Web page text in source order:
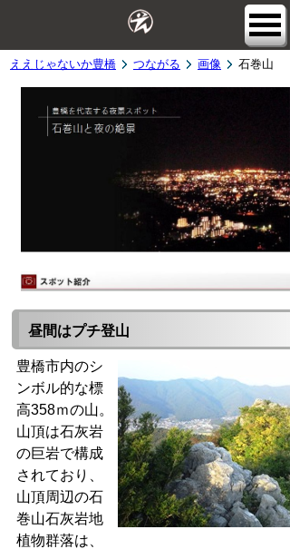
ええじゃないか豊橋 つながる 画像 石巻山
昼間はプチ登山
豊橋市内のシ
ンボル的な標
高358ｍの山。
山頂は石灰岩
の巨岩で構成
されており、
山頂周辺の石
巻山石灰岩地
植物群落は、